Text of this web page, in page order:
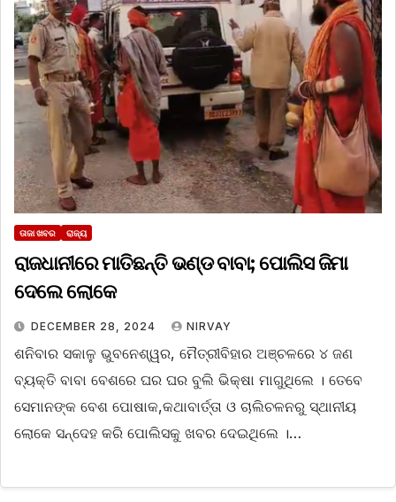
ତାଜା ଖବର ରାଜ୍ୟ
ରାଜଧାନୀରେ ମାତିଛନ୍ତି ଭଣ୍ଡ ବାବା; ପୋଲିସ ଜିମା
ଦେଲେ ଲୋକେ
DECEMBER 28, 2024 NIRVAY
ଶନିବାର ସକାଳୁ ଭୁବନେଶ୍ୱର, ମୈତ୍ରୀବିହାର ଅଞ୍ଚଳରେ ୪ ଜଣ
ବ୍ୟକ୍ତି ବାବା ବେଶରେ ଘର ଘର ବୁଲି ଭିକ୍ଷା ମାଗୁଥିଲେ । ତେବେ
ସେମାନଙ୍କ ବେଶ ପୋଷାକ,କଥାବାର୍ତ୍ତା ଓ ଚାଲିଚଳନରୁ ସ୍ଥାନୀୟ
ଲୋକେ ସନ୍ଦେହ କରି ପୋଲିସକୁ ଖବର ଦେଇଥିଲେ ।…